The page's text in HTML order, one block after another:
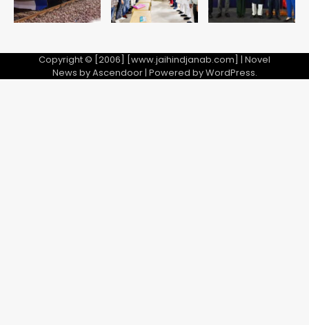
Copyright © [2006] [www.jaihindjanab.com] | Novel
News byAscendoor| Powered byWordPress.